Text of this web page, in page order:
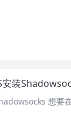
安装
想要